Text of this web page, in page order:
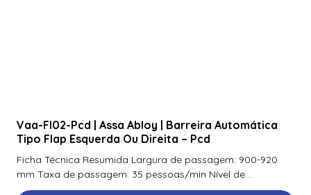
900Nnnnek2037P | Assa Abloy | Leitor De Proximidade R10
900Nsnnek20000 | Assa Abloy | Leitor De Proximidade R10
Vaa-Fl02-Pcd | Assa Abloy | Barreira Automática
Tipo Flap Esquerda Ou Direita – Pcd
Ficha Técnica Resumida Largura de passagem: 900-920
mm Taxa de passagem: 35 pessoas/min Nível de...